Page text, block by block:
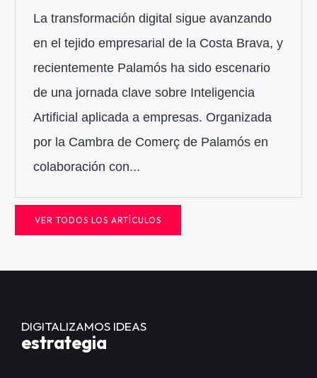
La transformación digital sigue avanzando
en el tejido empresarial de la Costa Brava, y
recientemente Palamós ha sido escenario
de una jornada clave sobre Inteligencia
Artificial aplicada a empresas. Organizada
por la Cambra de Comerç de Palamós en
colaboración con...
VER TODOS LOS ARTÍCULOS
DIGITALIZAMOS IDEAS
estrategia